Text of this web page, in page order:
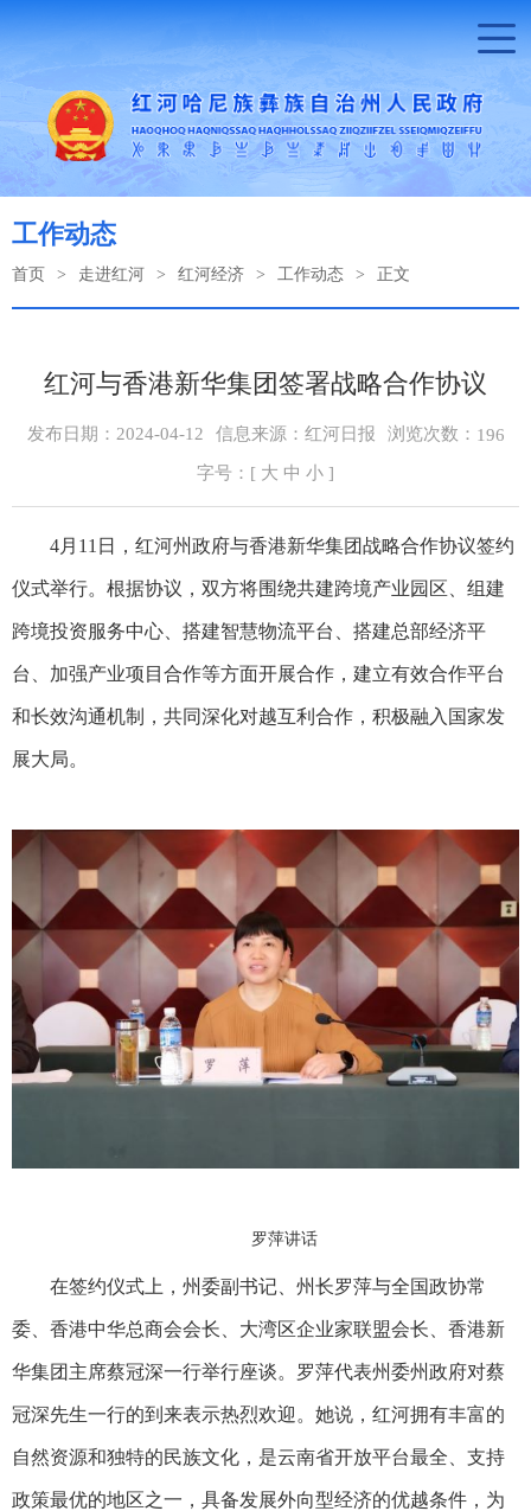
工作动态
首页 > 走进红河 > 红河经济 > 工作动态 > 正文
红河与香港新华集团签署战略合作协议
发布日期：2024-04-12 信息来源：红河日报 浏览次数： 196
字号：[ 大 中 小 ]
4月11日，红河州政府与香港新华集团战略合作协议签约
仪式举行。根据协议，双方将围绕共建跨境产业园区、组建
跨境投资服务中心、搭建智慧物流平台、搭建总部经济平
台、加强产业项目合作等方面开展合作，建立有效合作平台
和长效沟通机制，共同深化对越互利合作，积极融入国家发
展大局。
罗萍讲话
在签约仪式上，州委副书记、州长罗萍与全国政协常
委、香港中华总商会会长、大湾区企业家联盟会长、香港新
华集团主席蔡冠深一行举行座谈。罗萍代表州委州政府对蔡
冠深先生一行的到来表示热烈欢迎。她说，红河拥有丰富的
自然资源和独特的民族文化，是云南省开放平台最全、支持
政策最优的地区之一，具备发展外向型经济的优越条件，为